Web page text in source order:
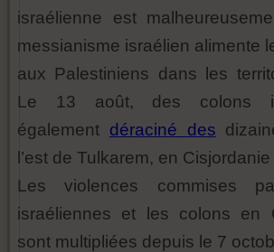
israélienne est
messianisme israélien alimente
aux Palestiniens dans les
Le 13 août, des colons
également déraciné des
l’est de Tulkarem, en
Les violences commises
israéliennes et les colons en
sont multipliées depuis le 7